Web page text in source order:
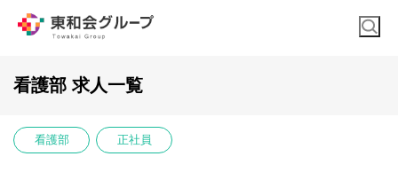
看護部 求人一覧
看護部 正社員